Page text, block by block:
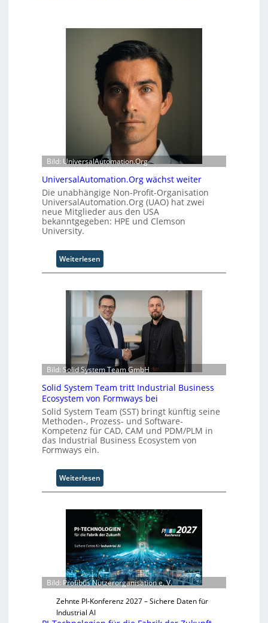
Bild: UniversalAutomation.Org
UniversalAutomation.Org wächst weiter
Die unabhängige Non-Profit-Organisation
UniversalAutomation.Org (UAO) hat zwei
neue Mitglieder aus den USA
bekanntgegeben: HPE und Clemson
University.
Weiterlesen
U
i
v
e
s
a
l
A
u
m
a
t
n
.
r
g
w
ä
c
h
s
t
w
Bild: Solid System Team GmbH
Solid System Team tritt Industrial Business
Ecosystem von Formways bei
Solid System Team (SST) bringt künftig seine
Methoden-, Prozess- und Software-
Kompetenz für CAD, CAM und PDM/PLM in
das Industrial Business Ecosystem von
Formways ein.
Weiterlesen
S
l
d
S
y
s
t
e
m
Bild: Profibus Nutzerorganisation e. V.
Zehnte PI-Konferenz 2027 – Sichere Daten für
Industrial AI